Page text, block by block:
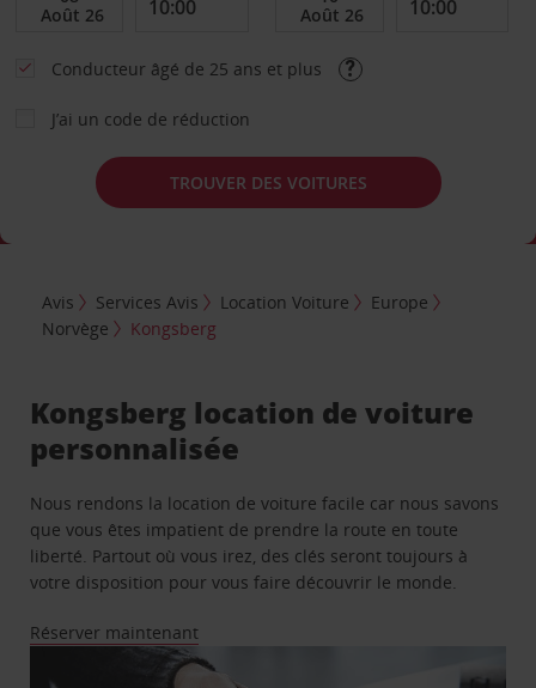
Conducteur âgé de 25 ans et plus
J’ai un code de réduction
TROUVER DES VOITURES
Avis Services Avis Location Voiture
Europe
Norvège
Kongsberg
Kongsberg location de voiture
personnalisée
Nous rendons la location de voiture facile car nous savons
que vous êtes impatient de prendre la route en toute
liberté. Partout où vous irez, des clés seront toujours à
votre disposition pour vous faire découvrir le monde.
Réserver maintenant